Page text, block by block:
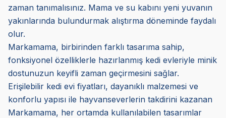
zaman tanımalısınız. Mama ve su kabını yeni yuvanın
yakınlarında bulundurmak alıştırma döneminde faydalı
olur.
Markamama, birbirinden farklı tasarıma sahip,
fonksiyonel özelliklerle hazırlanmış kedi evleriyle minik
dostunuzun keyifli zaman geçirmesini sağlar.
Erişilebilir kedi evi fiyatları, dayanıklı malzemesi ve
konforlu yapısı ile hayvanseverlerin takdirini kazanan
Markamama, her ortamda kullanılabilen tasarımlar